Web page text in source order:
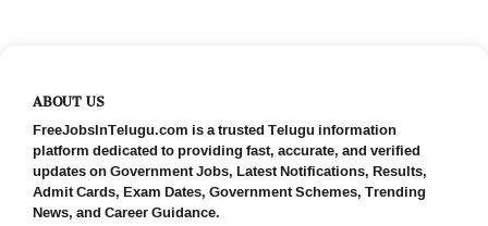
ABOUT US
FreeJobsInTelugu.com is a trusted Telugu information
platform dedicated to providing fast, accurate, and verified
updates on Government Jobs, Latest Notifications, Results,
Admit Cards, Exam Dates, Government Schemes, Trending
News, and Career Guidance.